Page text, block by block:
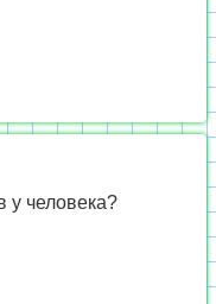
у человека?